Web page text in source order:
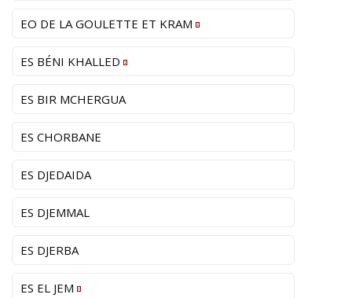
EO DE LA GOULETTE ET KRAM
ES BÉNI KHALLED
ES BIR MCHERGUA
ES CHORBANE
ES DJEDAIDA
ES DJEMMAL
ES DJERBA
ES EL JEM